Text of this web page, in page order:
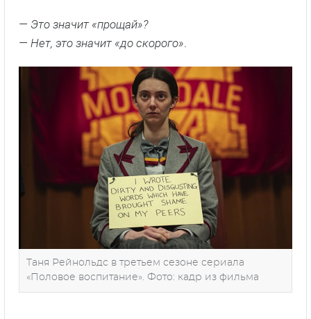
— Это значит «прощай»?
— Нет, это значит «до скорого».
Таня Рейнольдс в третьем сезоне сериала
«Половое воспитание». Фото: кадр из фильма